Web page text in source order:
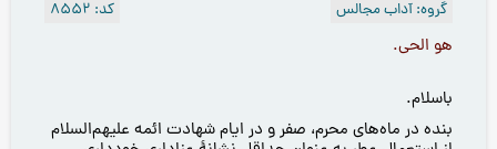
کد: 8552 گروه: آداب مجالس
هو الحى.
باسلام.
بنده در ماه‌هاى محرم، صفر و در ايام شهادت ائمه عليهم‌السلام